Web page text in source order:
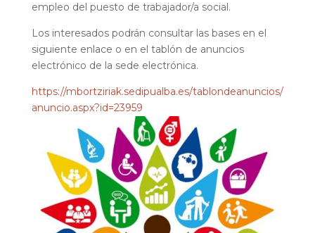
empleo del puesto de trabajador/a social.
Los interesados podrán consultar las bases en el
siguiente enlace o en el tablón de anuncios
electrónico de la sede electrónica.
https://mbortziriak.sedipualba.es/tablondeanuncios/
anuncio.aspx?id=23959